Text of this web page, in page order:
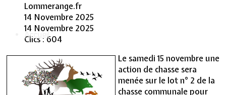
Accueil
Vie Municipale
Lommerange.fr
14 Novembre 2025
14 Novembre 2025
Clics : 604
Le samedi 15 novembre une
action de chasse sera
menée sur le lot n° 2 de la
chasse communale pour